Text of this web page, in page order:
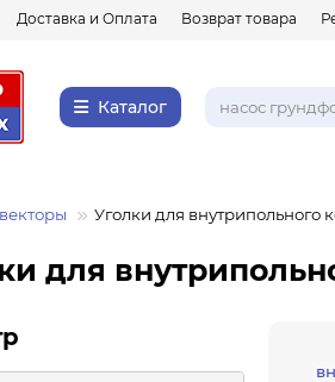
Доставка и Оплата Возврат товара
Каталог
Уголки для внутрипольного
для